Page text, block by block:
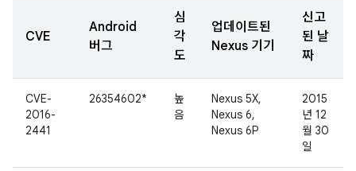
CVE
Android
버그
심
각
도
업데이트된
Nexus 기기
신고
된 날
짜
CVE-
2016-
2441
26354602*
높
음
Nexus 5X,
Nexus 6,
Nexus 6P
2015
년 12
월 30
일